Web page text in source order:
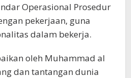
Operasional Prosedur
pekerjaan, guna
dalam bekerja.
oleh Muhammad al
dan tantangan dunia